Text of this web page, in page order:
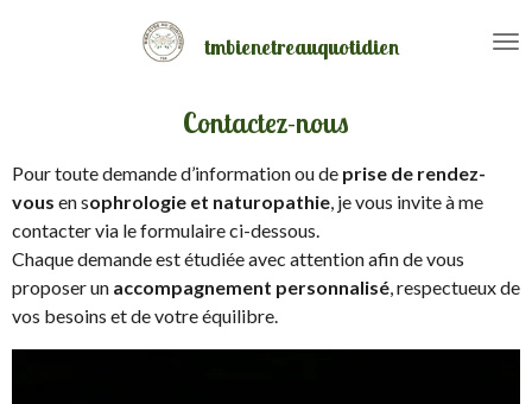
tmbienetreauquotidien
Contactez-nous
Pour toute demande d’information ou de prise de rendez-
vous en sophrologie et naturopathie, je vous invite à me
contacter via le formulaire ci-dessous.
Chaque demande est étudiée avec attention afin de vous
proposer un accompagnement personnalisé, respectueux de
vos besoins et de votre équilibre.